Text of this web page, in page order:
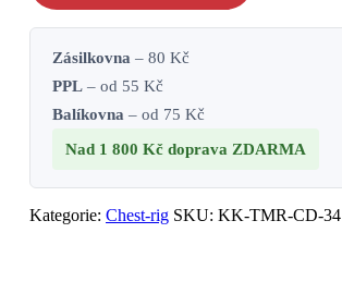
Zásilkovna – 80 Kč
PPL – od 55 Kč
Balíkovna – od 75 Kč
Nad 1 800 Kčdoprava ZDARMA
Kategorie:Chest-rig SKU:KK-TMR-CD-34